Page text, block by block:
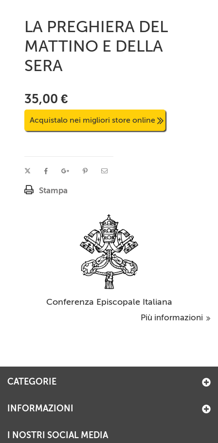
LA PREGHIERA DEL
MATTINO E DELLA
SERA
35,00 €
Acquistalo nei migliori store online
Stampa
Conferenza Episcopale Italiana
Più informazioni
CATEGORIE
INFORMAZIONI
I NOSTRI SOCIAL MEDIA